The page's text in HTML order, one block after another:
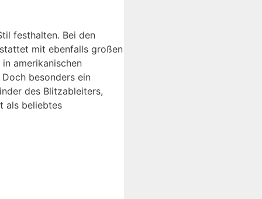
festhalten. Bei den
mit ebenfalls großen
amerikanischen
besonders ein
des Blitzableiters,
als beliebtes